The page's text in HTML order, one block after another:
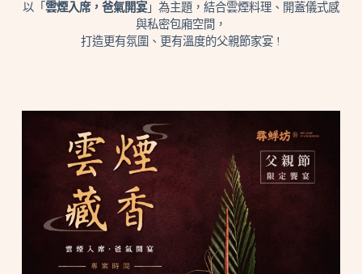
以「雲煙入席，爸氣開宴」為主題，結合雲煙料理、開蓋儀式感
與私密包廂空間，
打造更有氛圍、更有溫度的父親節家宴 !